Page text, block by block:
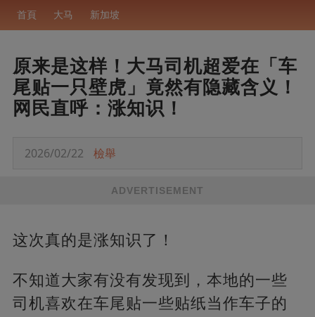
首頁 大马 新加坡
原来是这样！大马司机超爱在「车
尾贴一只壁虎」竟然有隐藏含义！
网民直呼：涨知识！
2026/02/22 檢舉
ADVERTISEMENT
这次真的是涨知识了！
不知道大家有没有发现到，本地的一些
司机喜欢在车尾贴一些贴纸当作车子的